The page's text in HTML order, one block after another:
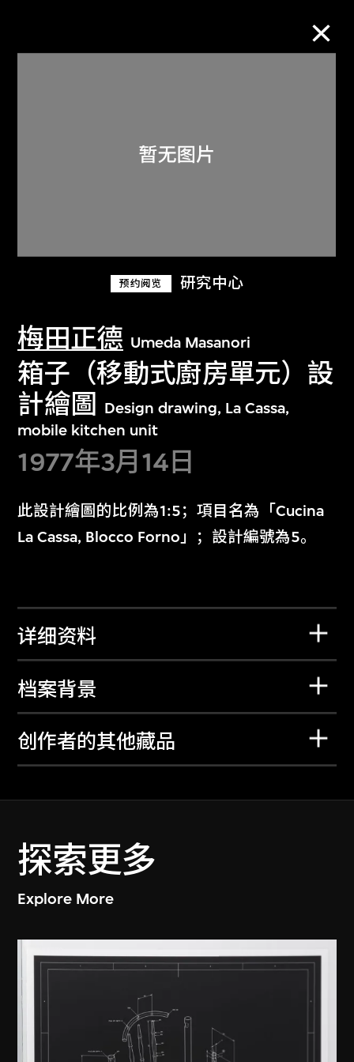
预约阅览 研究中心
梅田正德 Umeda Masanori
箱子（移動式廚房單元）設
計繪圖
Design drawing, La Cassa,
mobile kitchen unit
1977年3月14日
此設計繪圖的比例為1:5；項目名為「Cucina
La Cassa, Blocco Forno」；設計編號為5。
详细资料
档案背景
创作者的其他藏品
探索更多
Explore More
关于M+藏品
探索世界顶级的二十及二十一世纪视觉
文化藏品。